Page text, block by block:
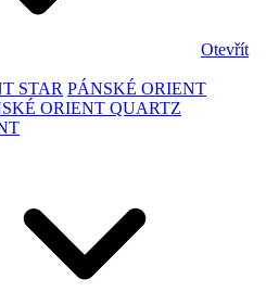
Otevřít
STAR PÁNSKÉ ORIENT
ORIENT QUARTZ